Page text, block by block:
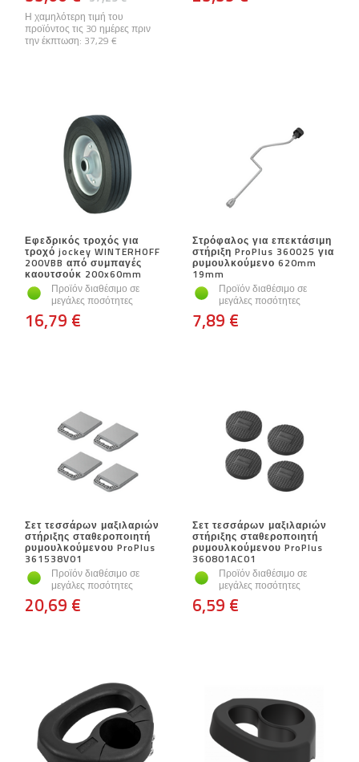
Η χαμηλότερη τιμή του
προϊόντος τις 30 ημέρες πριν
την έκπτωση: 37,29 €
Εφεδρικός τροχός για
τροχό jockey WINTERHOFF
200VBB από συμπαγές
καουτσούκ 200x60mm
Προϊόν διαθέσιμο σε
μεγάλες ποσότητες
16,79 €
Στρόφαλος για επεκτάσιμη
στήριξη ProPlus 360025 για
ρυμουλκούμενο 620mm
19mm
Προϊόν διαθέσιμο σε
μεγάλες ποσότητες
7,89 €
Σετ τεσσάρων μαξιλαριών
στήριξης σταθεροποιητή
ρυμουλκούμενου ProPlus
361538V01
Προϊόν διαθέσιμο σε
μεγάλες ποσότητες
20,69 €
Σετ τεσσάρων μαξιλαριών
στήριξης σταθεροποιητή
ρυμουλκούμενου ProPlus
360801AC01
Προϊόν διαθέσιμο σε
μεγάλες ποσότητες
6,59 €